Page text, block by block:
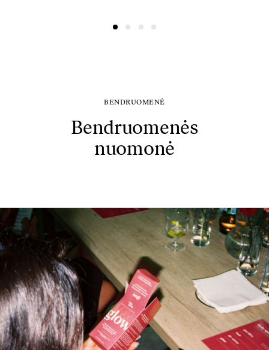
BENDRUOMENĖ
Bendruomenės
nuomonė